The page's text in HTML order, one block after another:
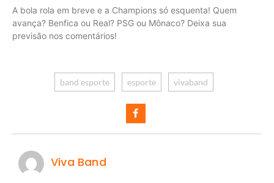
A bola rola em breve e a Champions só esquenta! Quem
avança? Benfica ou Real? PSG ou Mônaco? Deixa sua
previsão nos comentários!
band esporte esporte vivaband
Viva Band